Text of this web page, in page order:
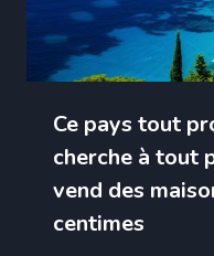
Ce pays tout
cherche à tout
vend des
centimes